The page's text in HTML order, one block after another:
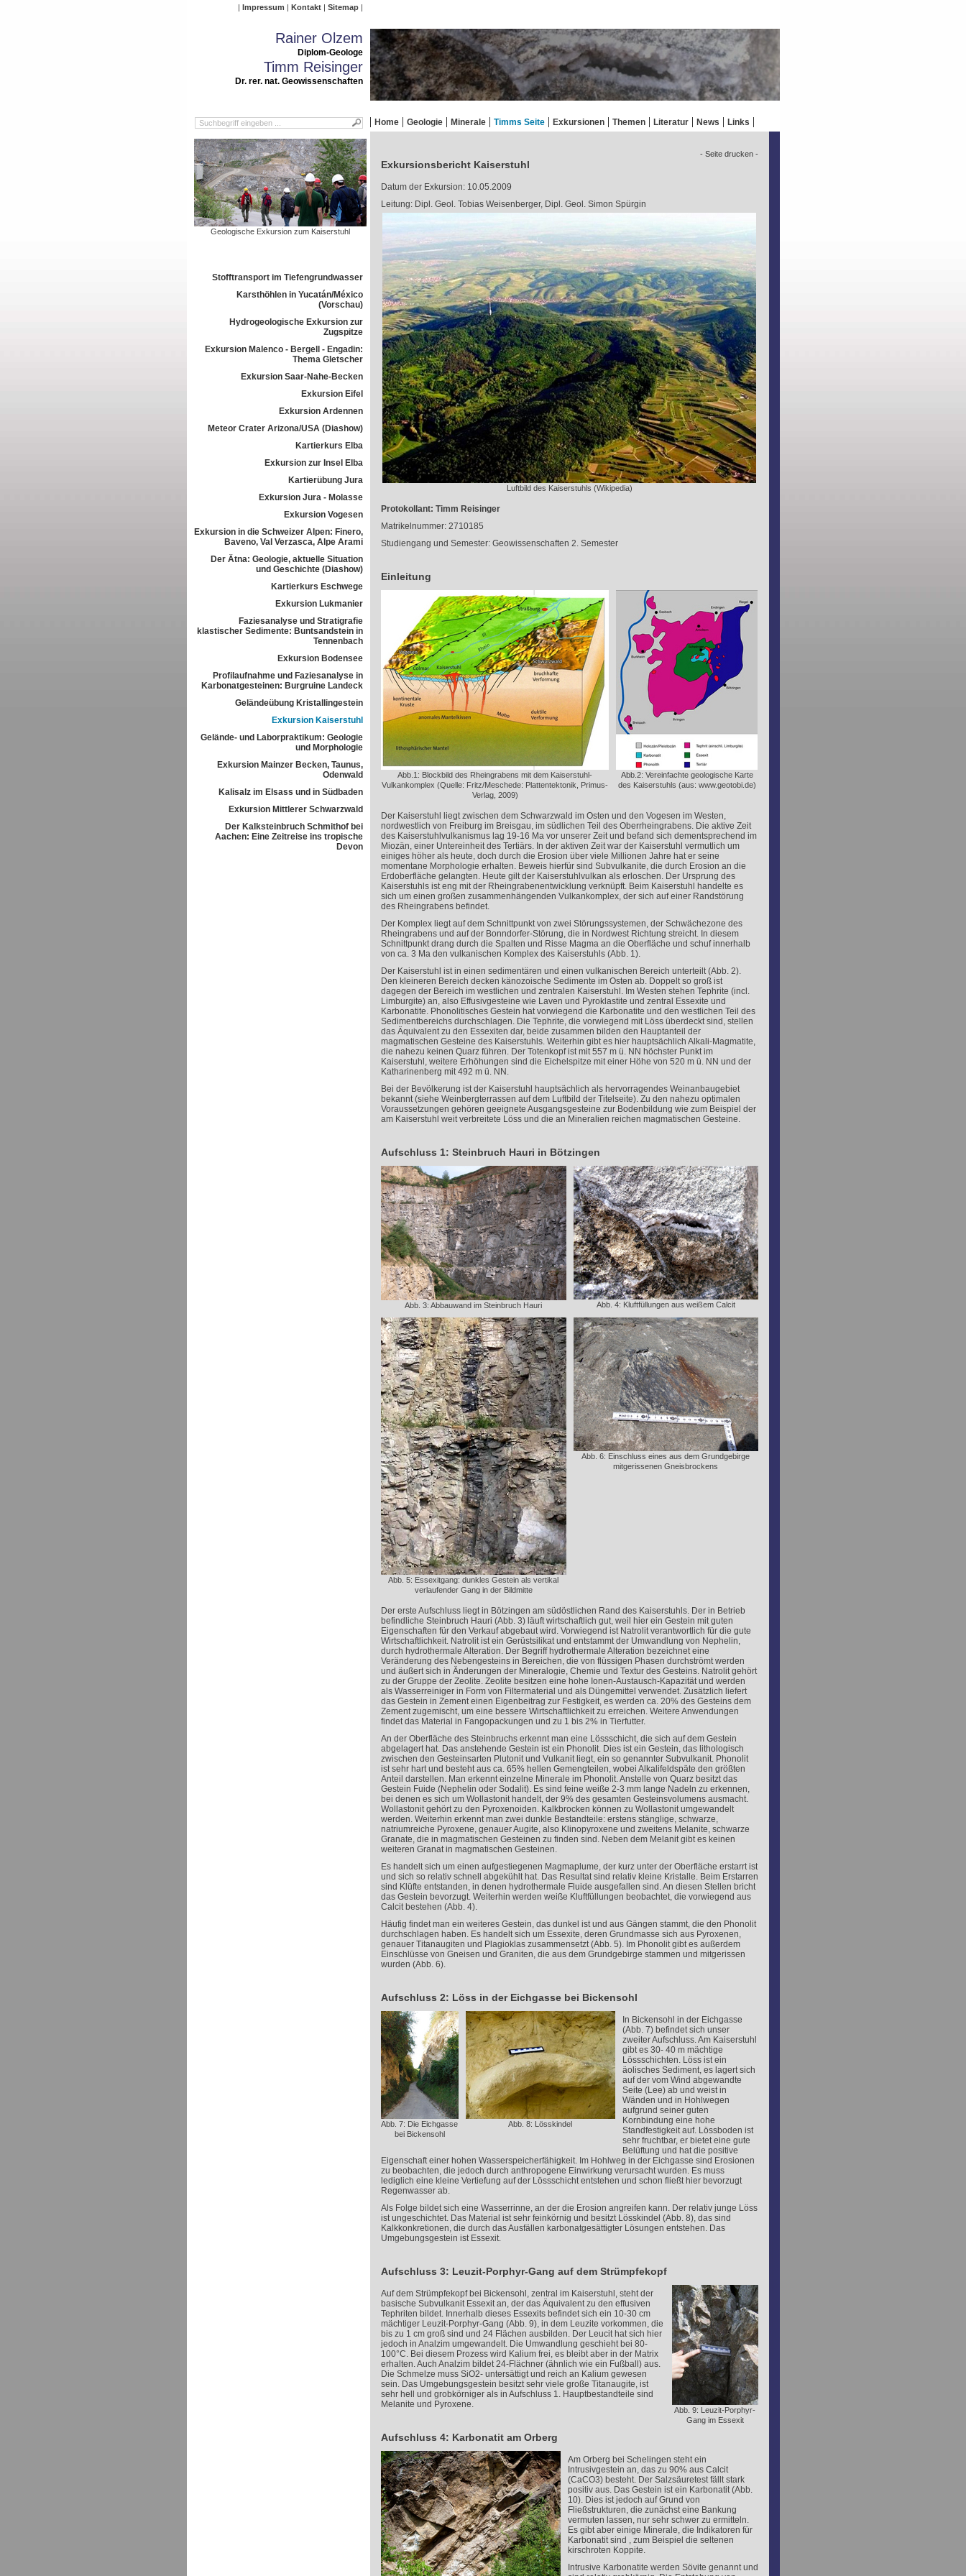
Impressum Kontakt Sitemap
Rainer Olzem
Diplom-Geologe
Timm Reisinger
Dr. rer. nat. Geowissenschaften
Home Geologie Minerale Timms Seite Exkursionen Themen Literatur News Links
Geologische Exkursion zum Kaiserstuhl
Stofftransport im Tiefengrundwasser
Karsthöhlen in Yucatán/México
(Vorschau)
Hydrogeologische Exkursion zur
Zugspitze
Exkursion Malenco - Bergell - Engadin:
Thema Gletscher
Exkursion Saar-Nahe-Becken
Exkursion Eifel
Exkursion Ardennen
Meteor Crater Arizona/USA (Diashow)
Kartierkurs Elba
Exkursion zur Insel Elba
Kartierübung Jura
Exkursion Jura - Molasse
Exkursion Vogesen
Exkursion in die Schweizer Alpen: Finero,
Baveno, Val Verzasca, Alpe Arami
Der Ätna: Geologie, aktuelle Situation
und Geschichte (Diashow)
Kartierkurs Eschwege
Exkursion Lukmanier
Faziesanalyse und Stratigrafie
klastischer Sedimente: Buntsandstein in
Tennenbach
Exkursion Bodensee
Profilaufnahme und Faziesanalyse in
Karbonatgesteinen: Burgruine Landeck
Geländeübung Kristallingestein
Exkursion Kaiserstuhl
Gelände- und Laborpraktikum: Geologie
und Morphologie
Exkursion Mainzer Becken, Taunus,
Odenwald
Kalisalz im Elsass und in Südbaden
Exkursion Mittlerer Schwarzwald
Der Kalksteinbruch Schmithof bei
Aachen: Eine Zeitreise ins tropische
Devon
- Seite drucken -
Exkursionsbericht Kaiserstuhl
Datum der Exkursion: 10.05.2009
Leitung: Dipl. Geol. Tobias Weisenberger, Dipl. Geol. Simon Spürgin
Luftbild des Kaiserstuhls (Wikipedia)
Protokollant: Timm Reisinger
Matrikelnummer: 2710185
Studiengang und Semester: Geowissenschaften 2. Semester
Einleitung
Abb.1: Blockbild des Rheingrabens mit dem Kaiserstuhl-
Vulkankomplex (Quelle: Fritz/Meschede: Plattentektonik, Primus-
Verlag, 2009)
Abb.2: Vereinfachte geologische Karte
des Kaiserstuhls (aus: www.geotobi.de)
Der Kaiserstuhl liegt zwischen dem Schwarzwald im Osten und den Vogesen im Westen,
nordwestlich von Freiburg im Breisgau, im südlichen Teil des Oberrheingrabens. Die aktive Zeit
des Kaiserstuhlvulkanismus lag 19-16 Ma vor unserer Zeit und befand sich dementsprechend im
Miozän, einer Untereinheit des Tertiärs. In der aktiven Zeit war der Kaiserstuhl vermutlich um
einiges höher als heute, doch durch die Erosion über viele Millionen Jahre hat er seine
momentane Morphologie erhalten. Beweis hierfür sind Subvulkanite, die durch Erosion an die
Erdoberfläche gelangten. Heute gilt der Kaiserstuhlvulkan als erloschen. Der Ursprung des
Kaiserstuhls ist eng mit der Rheingrabenentwicklung verknüpft. Beim Kaiserstuhl handelte es
sich um einen großen zusammenhängenden Vulkankomplex, der sich auf einer Randstörung
des Rheingrabens befindet.
Der Komplex liegt auf dem Schnittpunkt von zwei Störungssystemen, der Schwächezone des
Rheingrabens und auf der Bonndorfer-Störung, die in Nordwest Richtung streicht. In diesem
Schnittpunkt drang durch die Spalten und Risse Magma an die Oberfläche und schuf innerhalb
von ca. 3 Ma den vulkanischen Komplex des Kaiserstuhls (Abb. 1).
Der Kaiserstuhl ist in einen sedimentären und einen vulkanischen Bereich unterteilt (Abb. 2).
Den kleineren Bereich decken känozoische Sedimente im Osten ab. Doppelt so groß ist
dagegen der Bereich im westlichen und zentralen Kaiserstuhl. Im Westen stehen Tephrite (incl.
Limburgite) an, also Effusivgesteine wie Laven und Pyroklastite und zentral Essexite und
Karbonatite. Phonolitisches Gestein hat vorwiegend die Karbonatite und den westlichen Teil des
Sedimentbereichs durchschlagen. Die Tephrite, die vorwiegend mit Löss überdeckt sind, stellen
das Äquivalent zu den Essexiten dar, beide zusammen bilden den Hauptanteil der
magmatischen Gesteine des Kaiserstuhls. Weiterhin gibt es hier hauptsächlich Alkali-Magmatite,
die nahezu keinen Quarz führen. Der Totenkopf ist mit 557 m ü. NN höchster Punkt im
Kaiserstuhl, weitere Erhöhungen sind die Eichelspitze mit einer Höhe von 520 m ü. NN und der
Katharinenberg mit 492 m ü. NN.
Bei der Bevölkerung ist der Kaiserstuhl hauptsächlich als hervorragendes Weinanbaugebiet
bekannt (siehe Weinbergterrassen auf dem Luftbild der Titelseite). Zu den nahezu optimalen
Voraussetzungen gehören geeignete Ausgangsgesteine zur Bodenbildung wie zum Beispiel der
am Kaiserstuhl weit verbreitete Löss und die an Mineralien reichen magmatischen Gesteine.
Aufschluss 1: Steinbruch Hauri in Bötzingen
Abb. 3: Abbauwand im Steinbruch Hauri Abb. 4: Kluftfüllungen aus weißem Calcit
Abb. 5: Essexitgang: dunkles Gestein als vertikal
verlaufender Gang in der Bildmitte
Abb. 6: Einschluss eines aus dem Grundgebirge
mitgerissenen Gneisbrockens
Der erste Aufschluss liegt in Bötzingen am südöstlichen Rand des Kaiserstuhls. Der in Betrieb
befindliche Steinbruch Hauri (Abb. 3) läuft wirtschaftlich gut, weil hier ein Gestein mit guten
Eigenschaften für den Verkauf abgebaut wird. Vorwiegend ist Natrolit verantwortlich für die gute
Wirtschaftlichkeit. Natrolit ist ein Gerüstsilikat und entstammt der Umwandlung von Nephelin,
durch hydrothermale Alteration. Der Begriff hydrothermale Alteration bezeichnet eine
Veränderung des Nebengesteins in Bereichen, die von flüssigen Phasen durchströmt werden
und äußert sich in Änderungen der Mineralogie, Chemie und Textur des Gesteins. Natrolit gehört
zu der Gruppe der Zeolite. Zeolite besitzen eine hohe Ionen-Austausch-Kapazität und werden
als Wasserreiniger in Form von Filtermaterial und als Düngemittel verwendet. Zusätzlich liefert
das Gestein in Zement einen Eigenbeitrag zur Festigkeit, es werden ca. 20% des Gesteins dem
Zement zugemischt, um eine bessere Wirtschaftlichkeit zu erreichen. Weitere Anwendungen
findet das Material in Fangopackungen und zu 1 bis 2% in Tierfutter.
An der Oberfläche des Steinbruchs erkennt man eine Lössschicht, die sich auf dem Gestein
abgelagert hat. Das anstehende Gestein ist ein Phonolit. Dies ist ein Gestein, das lithologisch
zwischen den Gesteinsarten Plutonit und Vulkanit liegt, ein so genannter Subvulkanit. Phonolit
ist sehr hart und besteht aus ca. 65% hellen Gemengteilen, wobei Alkalifeldspäte den größten
Anteil darstellen. Man erkennt einzelne Minerale im Phonolit. Anstelle von Quarz besitzt das
Gestein Fuide (Nephelin oder Sodalit). Es sind feine weiße 2-3 mm lange Nadeln zu erkennen,
bei denen es sich um Wollastonit handelt, der 9% des gesamten Gesteinsvolumens ausmacht.
Wollastonit gehört zu den Pyroxenoiden. Kalkbrocken können zu Wollastonit umgewandelt
werden. Weiterhin erkennt man zwei dunkle Bestandteile: erstens stänglige, schwarze,
natriumreiche Pyroxene, genauer Augite, also Klinopyroxene und zweitens Melanite, schwarze
Granate, die in magmatischen Gesteinen zu finden sind. Neben dem Melanit gibt es keinen
weiteren Granat in magmatischen Gesteinen.
Es handelt sich um einen aufgestiegenen Magmaplume, der kurz unter der Oberfläche erstarrt ist
und sich so relativ schnell abgekühlt hat. Das Resultat sind relativ kleine Kristalle. Beim Erstarren
sind Klüfte entstanden, in denen hydrothermale Fluide ausgefallen sind. An diesen Stellen bricht
das Gestein bevorzugt. Weiterhin werden weiße Kluftfüllungen beobachtet, die vorwiegend aus
Calcit bestehen (Abb. 4).
Häufig findet man ein weiteres Gestein, das dunkel ist und aus Gängen stammt, die den Phonolit
durchschlagen haben. Es handelt sich um Essexite, deren Grundmasse sich aus Pyroxenen,
genauer Titanaugiten und Plagioklas zusammensetzt (Abb. 5). Im Phonolit gibt es außerdem
Einschlüsse von Gneisen und Graniten, die aus dem Grundgebirge stammen und mitgerissen
wurden (Abb. 6).
Aufschluss 2: Löss in der Eichgasse bei Bickensohl
Abb. 7: Die Eichgasse
bei Bickensohl
Abb. 8: Lösskindel
In Bickensohl in der Eichgasse
(Abb. 7) befindet sich unser
zweiter Aufschluss. Am Kaiserstuhl
gibt es 30- 40 m mächtige
Lössschichten. Löss ist ein
äolisches Sediment, es lagert sich
auf der vom Wind abgewandte
Seite (Lee) ab und weist in
Wänden und in Hohlwegen
aufgrund seiner guten
Kornbindung eine hohe
Standfestigkeit auf. Lössboden ist
sehr fruchtbar, er bietet eine gute
Belüftung und hat die positive
Eigenschaft einer hohen Wasserspeicherfähigkeit. Im Hohlweg in der Eichgasse sind Erosionen
zu beobachten, die jedoch durch anthropogene Einwirkung verursacht wurden. Es muss
lediglich eine kleine Vertiefung auf der Lössschicht entstehen und schon fließt hier bevorzugt
Regenwasser ab.
Als Folge bildet sich eine Wasserrinne, an der die Erosion angreifen kann. Der relativ junge Löss
ist ungeschichtet. Das Material ist sehr feinkörnig und besitzt Lösskindel (Abb. 8), das sind
Kalkkonkretionen, die durch das Ausfällen karbonatgesättigter Lösungen entstehen. Das
Umgebungsgestein ist Essexit.
Aufschluss 3: Leuzit-Porphyr-Gang auf dem Strümpfekopf
Abb. 9: Leuzit-Porphyr-
Gang im Essexit
Auf dem Strümpfekopf bei Bickensohl, zentral im Kaiserstuhl, steht der
basische Subvulkanit Essexit an, der das Äquivalent zu den effusiven
Tephriten bildet. Innerhalb dieses Essexits befindet sich ein 10-30 cm
mächtiger Leuzit-Porphyr-Gang (Abb. 9), in dem Leuzite vorkommen, die
bis zu 1 cm groß sind und 24 Flächen ausbilden. Der Leucit hat sich hier
jedoch in Analzim umgewandelt. Die Umwandlung geschieht bei 80-
100°C. Bei diesem Prozess wird Kalium frei, es bleibt aber in der Matrix
erhalten. Auch Analzim bildet 24-Flächner (ähnlich wie ein Fußball) aus.
Die Schmelze muss SiO2- untersättigt und reich an Kalium gewesen
sein. Das Umgebungsgestein besitzt sehr viele große Titanaugite, ist
sehr hell und grobkörniger als in Aufschluss 1. Hauptbestandteile sind
Melanite und Pyroxene.
Aufschluss 4: Karbonatit am Orberg
Am Orberg bei Schelingen steht ein
Intrusivgestein an, das zu 90% aus Calcit
(CaCO3) besteht. Der Salzsäuretest fällt stark
positiv aus. Das Gestein ist ein Karbonatit (Abb.
10). Dies ist jedoch auf Grund von
Fließstrukturen, die zunächst eine Bankung
vermuten lassen, nur sehr schwer zu ermitteln.
Es gibt aber einige Minerale, die Indikatoren für
Karbonatit sind , zum Beispiel die seltenen
kirschroten Koppite.
Intrusive Karbonatite werden Sövite genannt und